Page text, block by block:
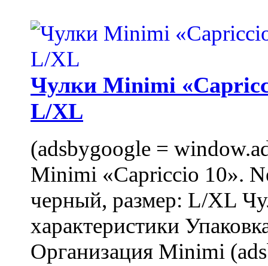
Чулки Minimi
L/XL
(adsbygoogle =
Minimi «Capriccio 10».
черный, размер: L/XL
характеристики
Организация Minimi